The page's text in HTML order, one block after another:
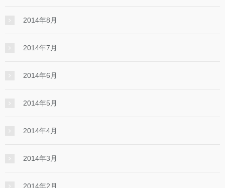
2014年8月
2014年7月
2014年6月
2014年5月
2014年4月
2014年3月
2014年2月